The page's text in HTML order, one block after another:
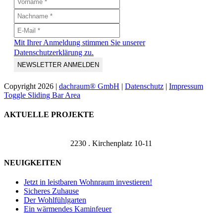
Mit Ihrer Anmeldung stimmen Sie unserer
Datenschutzerklärung zu.
Copyright 2026 | dachraum® GmbH | Datenschutz | Impressum
Toggle Sliding Bar Area
AKTUELLE PROJEKTE
2230 . Kirchenplatz 10-11
NEUIGKEITEN
Jetzt in leistbaren Wohnraum investieren!
Sicheres Zuhause
Der Wohlfühlgarten
Ein wärmendes Kaminfeuer